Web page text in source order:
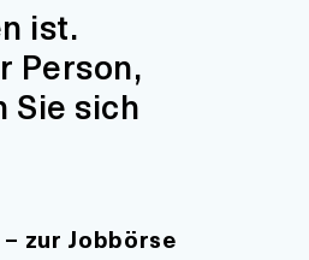
ist.
Person,
Sie sich
zur Jobbörse